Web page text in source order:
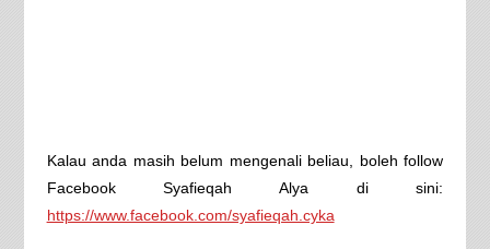
Kalau anda masih belum mengenali beliau, boleh follow
Facebook Syafieqah Alya di sini:
https://www.facebook.com/syafieqah.cyka